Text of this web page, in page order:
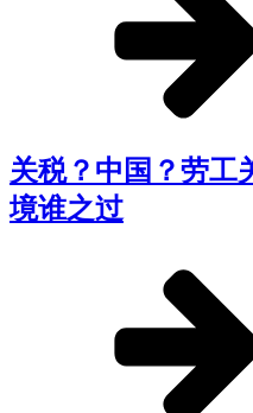
关税？中国？劳工
境谁之过